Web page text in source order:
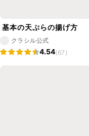
基本の天ぷらの揚げ方
クラシル公式
4.54(67)